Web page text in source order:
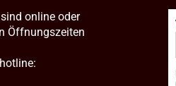
online oder
Öffnungszeiten